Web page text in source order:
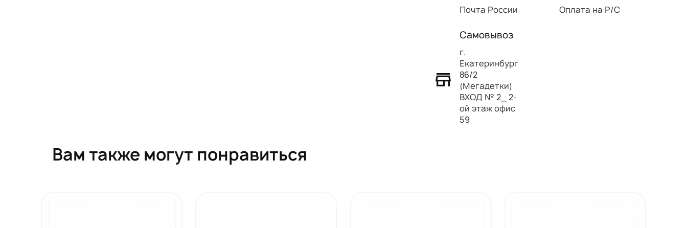
Почта России
Оплата на Р/C
Самовывоз
г.
Екатеринбург
86/2
(Мегадетки)
ВХОД № 2_ 2-
ой этаж офис
59
Вам также могут понравиться